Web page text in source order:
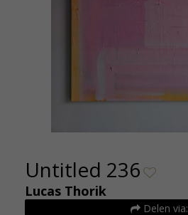
Untitled 236
Lucas Thorik
Delen via: